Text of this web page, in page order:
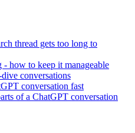
thread gets too long to
how to keep it manageable
conversations
conversation fast
of a ChatGPT conversation